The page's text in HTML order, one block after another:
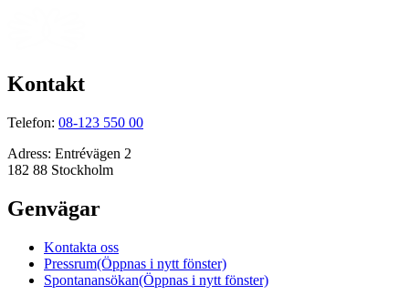
Kontakt
Telefon: 08-123 550 00
Adress: Entrévägen 2
182 88 Stockholm
Genvägar
Kontakta oss
Pressrum(Öppnas i nytt fönster)
Spontanansökan(Öppnas i nytt fönster)